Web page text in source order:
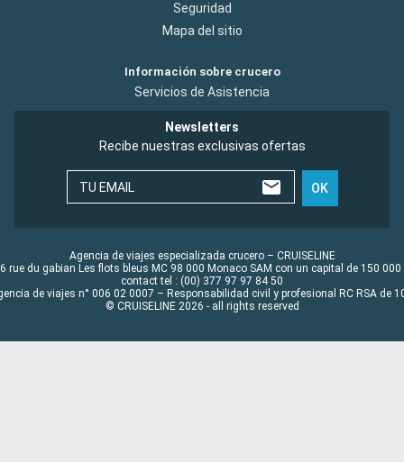
Seguridad
Mapa del sitio
Información sobre crucero
Servicios de Asistencia
Newsletters
Recibe nuestras exclusivas ofertas
TU EMAIL OK
Agencia de viajes especializada crucero – CRUISELINE
rue du gabian Les flots bleus MC 98 000 Monaco SAM con un capital de 150 000
contact tel : (00) 377 97 97 84 50
de viajes n° 006 02 0007 – Responsabilidad civil y profesional RC RSA de
© CRUISELINE 2026 - all rights reserved